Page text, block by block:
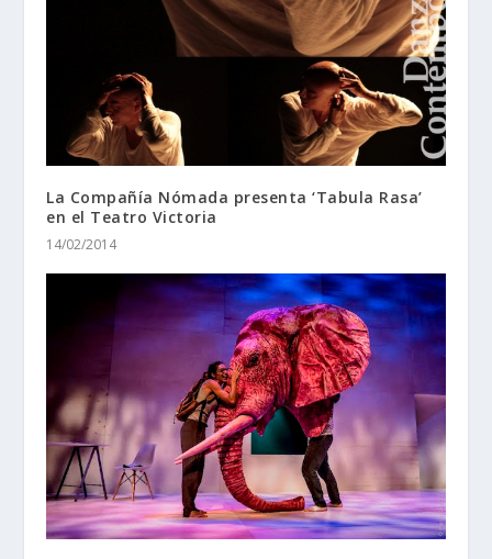
La Compañía Nómada presenta ‘Tabula Rasa’
en el Teatro Victoria
14/02/2014